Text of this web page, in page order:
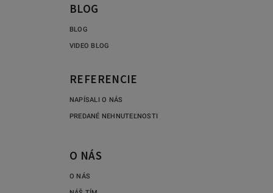
BLOG
BLOG
VIDEO BLOG
REFERENCIE
NAPÍSALI O NÁS
PREDANÉ NEHNUTEĽNOSTI
O NÁS
O NÁS